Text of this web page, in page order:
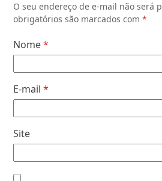
O seu endereço de e-mail não será
obrigatórios são marcados com*
Nome*
E-mail*
Site